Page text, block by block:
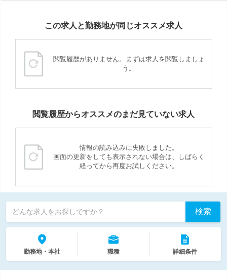
この求人と勤務地が同じオススメ求人
閲覧履歴がありません。まずは求人を閲覧しましょ
う。
閲覧履歴からオススメのまだ見ていない求人
情報の読み込みに失敗しました。
画面の更新をしても表示されない場合は、しばらく
経ってから再度お試しください。
どんな求人をお探しですか？ 検索
勤務地・本社 職種 詳細条件